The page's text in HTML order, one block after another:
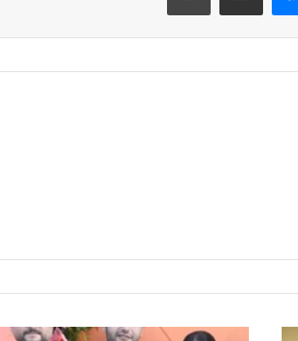
الضوء علي
المتقدمة علي
سبتمبر